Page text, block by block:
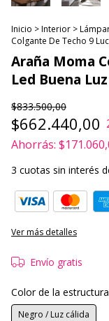
Inicio >Interior >
Colgante De Techo 9
Araña Moma
Led Buena Luz
$833.500,00
$662.440,00
Ahorrás:
3 cuotas sin interés
Ver más detalles
Envío gratis
Color de la
Negro / Luz cálida